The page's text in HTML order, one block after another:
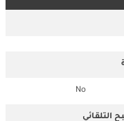
No
التلقائي